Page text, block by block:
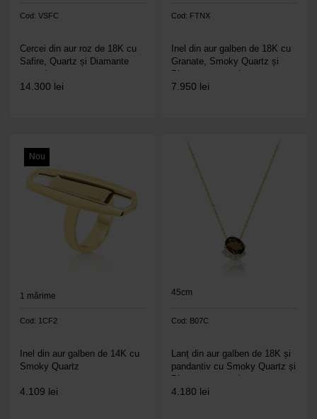
Cod: VSFC
Cercei din aur roz de 18K cu
Safire, Quartz și Diamante
naturale
14.300 lei
Cod: FTNX
Inel din aur galben de 18K cu
Granate, Smoky Quartz și
Diamante naturale
7.950 lei
Nou
1 mărime
Cod: 1CF2
Inel din aur galben de 14K cu
Smoky Quartz
4.109 lei
45cm
Cod: B07C
Lanț din aur galben de 18K și
pandantiv cu Smoky Quartz și
Diamante naturale
4.180 lei